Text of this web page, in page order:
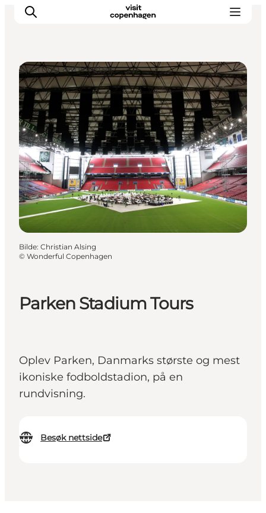
Aktiviteter
Spise og drikke
Planlegg turen din
Parken Stadium Tours
Oplev Parken, Danmarks største og mest
ikoniske fodboldstadion, på en
rundvisning.
Besøk nettside
Sport og aktiviteter
Bilde: Christian Alsing
© Wonderful Copenhagen